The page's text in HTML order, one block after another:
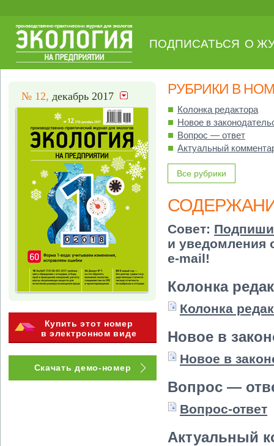
ПОДПИСАТЬСЯ О
№ 12, декабрь 2017
Купить этот номер
в электронном виде
Скачать демо-номер
РУБРИКИ В
Колонка редактора
Новое в
Вопрос — ответ
Актуальный
Все рубрики
Совет:
и уведомления
e-mail!
Колонка
Колонка
Новое в
Новое в
Вопрос —
Вопрос-ответ
Актуальный